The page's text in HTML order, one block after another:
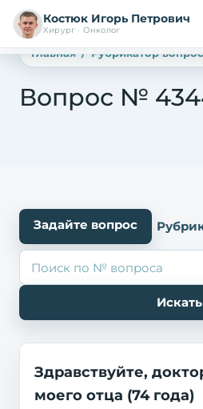
Костюк Игорь Петрович
Хирург · Онколог
Главная Рубрикатор
Вопрос №
Задайте вопрос
Здравствуйте,
моего отца (74 года)